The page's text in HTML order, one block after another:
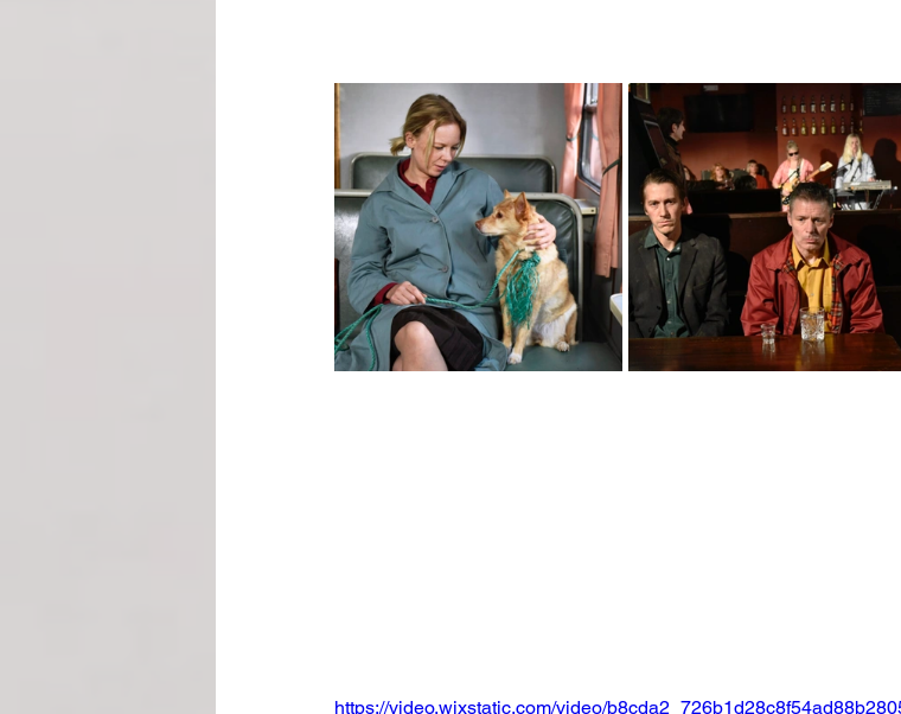
https://video.wixstatic.com/video/